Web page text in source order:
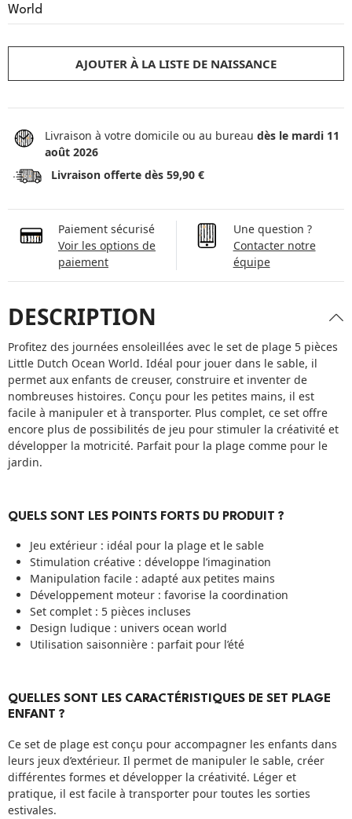
World
AJOUTER À LA LISTE DE NAISSANCE
Livraison à votre domicile ou au bureau dès le mardi 11
août 2026
Livraison offerte dès 59,90 €
Paiement sécurisé
Voir les options de
paiement
Une question ?
Contacter notre
équipe
DESCRIPTION
Profitez des journées ensoleillées avec le set de plage 5 pièces
Little Dutch Ocean World. Idéal pour jouer dans le sable, il
permet aux enfants de creuser, construire et inventer de
nombreuses histoires. Conçu pour les petites mains, il est
facile à manipuler et à transporter. Plus complet, ce set offre
encore plus de possibilités de jeu pour stimuler la créativité et
développer la motricité. Parfait pour la plage comme pour le
jardin.
QUELS SONT LES POINTS FORTS DU PRODUIT ?
Jeu extérieur : idéal pour la plage et le sable
Stimulation créative : développe l’imagination
Manipulation facile : adapté aux petites mains
Développement moteur : favorise la coordination
Set complet : 5 pièces incluses
Design ludique : univers ocean world
Utilisation saisonnière : parfait pour l’été
QUELLES SONT LES CARACTÉRISTIQUES DE SET PLAGE
ENFANT ?
Ce set de plage est conçu pour accompagner les enfants dans
leurs jeux d’extérieur. Il permet de manipuler le sable, créer
différentes formes et développer la créativité. Léger et
pratique, il est facile à transporter pour toutes les sorties
estivales.